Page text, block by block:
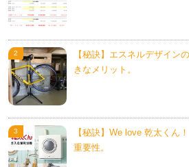
【秘訣】エスネルデザイン
きなメリット。
【秘訣】We love 乾太くん
重要性。